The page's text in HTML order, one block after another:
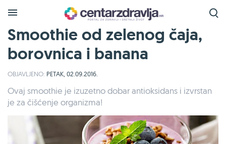
Smoothie od zelenog čaja,
borovnica i banana
OBJAVLJENO: PETAK, 02.09.2016.
Ovaj smoothie je izuzetno dobar antioksidans i izvrstan
je za čišćenje organizma!